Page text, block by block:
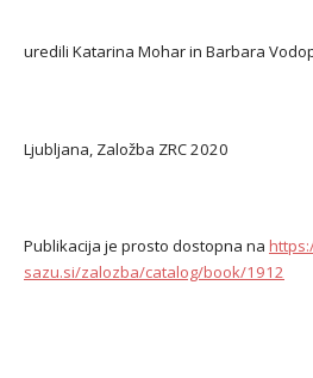
uredili Katarina Mohar in Barbara
Ljubljana, Založba ZRC 2020
Publikacija je prosto dostopna na
sazu.si/zalozba/catalog/book/1912